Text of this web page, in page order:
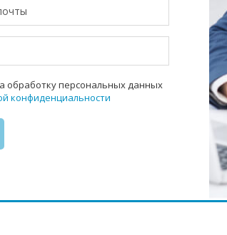
обработку персональных данных
конфиденциальности